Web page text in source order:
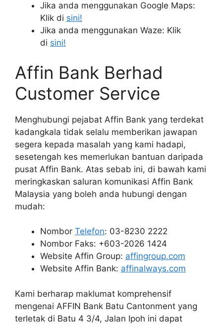
Jika anda menggunakan Google Maps:
Klik di sini!
Jika anda menggunakan Waze: Klik
di sini!
Affin Bank Berhad
Customer Service
Menghubungi pejabat Affin Bank yang terdekat
kadangkala tidak selalu memberikan jawapan
segera kepada masalah yang kami hadapi,
sesetengah kes memerlukan bantuan daripada
pusat Affin Bank. Atas sebab ini, di bawah kami
meringkaskan saluran komunikasi Affin Bank
Malaysia yang boleh anda hubungi dengan
mudah:
Nombor Telefon: 03-8230 2222
Nombor Faks: +603-2026 1424
Website Affin Group: affingroup.com
Website Affin Bank: affinalways.com
Kami berharap maklumat komprehensif
mengenai AFFIN Bank Batu Cantonment yang
terletak di Batu 4 3/4, Jalan Ipoh ini dapat